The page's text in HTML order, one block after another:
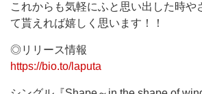
これからも気軽にふと思い出した時や
て貰えれば嬉しく思います！！
◎リリース情報
https://bio.to/laputa